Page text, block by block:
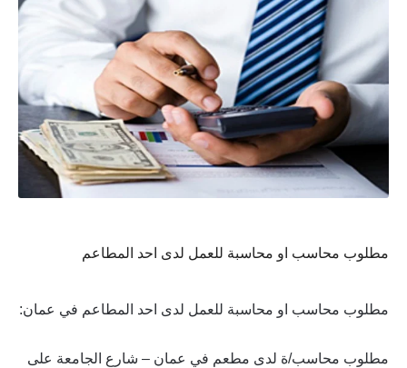
مطلوب محاسب او محاسبة للعمل لدى احد المطاعم
مطلوب محاسب او محاسبة للعمل لدى احد المطاعم في عمان:
مطلوب محاسب/ة لدى مطعم في عمان – شارع الجامعة على